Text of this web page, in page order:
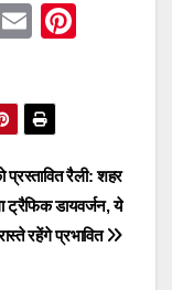
T
E
st
प्रस्तावित रैली: शहर
ट्रैफिक डायवर्जन, ये
रहेंगे प्रभावित